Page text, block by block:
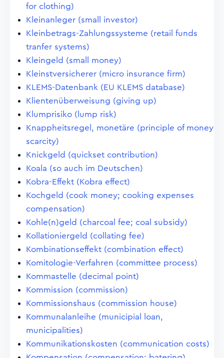
for clothing)
Kleinanleger (small investor)
Kleinbetrags-Zahlungssysteme (retail funds
tranfer systems)
Kleingeld (small money)
Kleinstversicherer (micro insurance firm)
KLEMS-Datenbank (EU KLEMS database)
Klientenüberweisung (giving up)
Klumprisiko (lump risk)
Knappheitsregel, monetäre (principle of money
scarcity)
Knickgeld (quickset contribution)
Koala (so auch im Deutschen)
Kobra-Effekt (Kobra effect)
Kochgeld (cook money; cooking expenses
compensation)
Kohle(n)geld (charcoal fee; coal subsidy)
Kollationiergeld (collating fee)
Kombinationseffekt (combination effect)
Komitologie-Verfahren (committee process)
Kommastelle (decimal point)
Kommission (commission)
Kommissionshaus (commission house)
Kommunalanleihe (municipial loan,
municipalities)
Kommunikationskosten (communication costs)